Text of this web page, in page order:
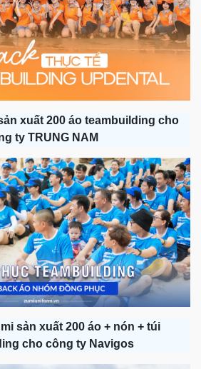
xuất 200 áo teambuilding cho
ty TRUNG NAM
sản xuất 200 áo + nón + túi
cho công ty Navigos